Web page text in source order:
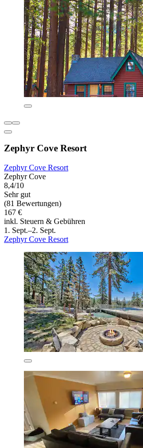
Zephyr Cove Resort
Zephyr Cove Resort
Zephyr Cove
8,4/10
Sehr gut
(81 Bewertungen)
167 €
inkl. Steuern & Gebühren
1. Sept.–2. Sept.
Zephyr Cove Resort